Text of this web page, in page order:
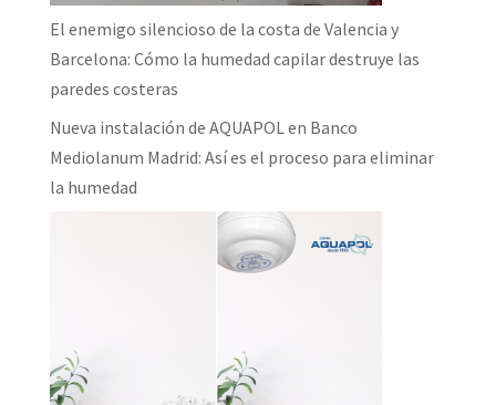
El enemigo silencioso de la costa de Valencia y
Barcelona: Cómo la humedad capilar destruye las
paredes costeras
Nueva instalación de AQUAPOL en Banco
Mediolanum Madrid: Así es el proceso para eliminar
la humedad